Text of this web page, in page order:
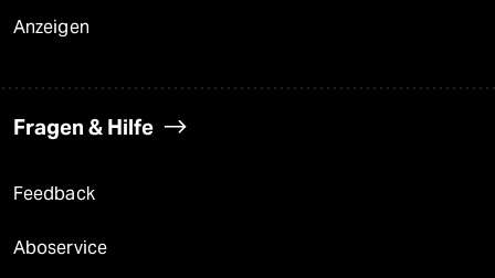
Anzeigen
Fragen & Hilfe
Feedback
Aboservice